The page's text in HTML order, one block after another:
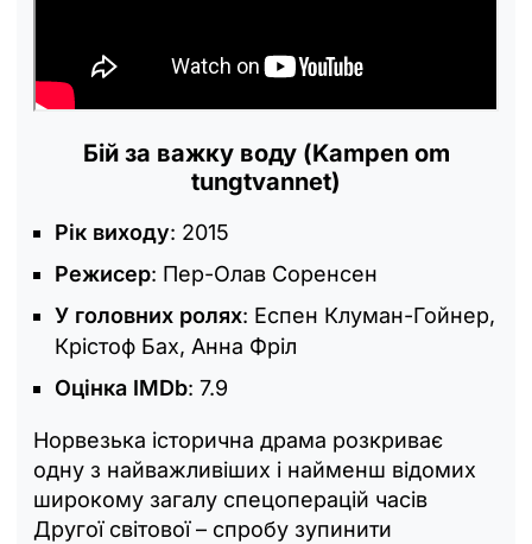
Бій за важку воду (Kampen om
tungtvannet)
Рік виходу: 2015
Режисер: Пер-Олав Соренсен
У головних ролях: Еспен Клуман-Гойнер,
Крістоф Бах, Анна Фріл
Оцінка IMDb: 7.9
Норвезька історична драма розкриває
одну з найважливіших і найменш відомих
широкому загалу спецоперацій часів
Другої світової – спробу зупинити